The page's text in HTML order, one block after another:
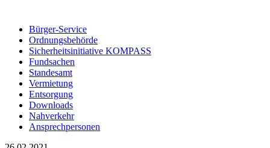
Bürger-Service
Ordnungsbehörde
Sicherheitsinitiative KOMPASS
Fundsachen
Standesamt
Vermietung
Entsorgung
Downloads
Nahverkehr
Ansprechpersonen